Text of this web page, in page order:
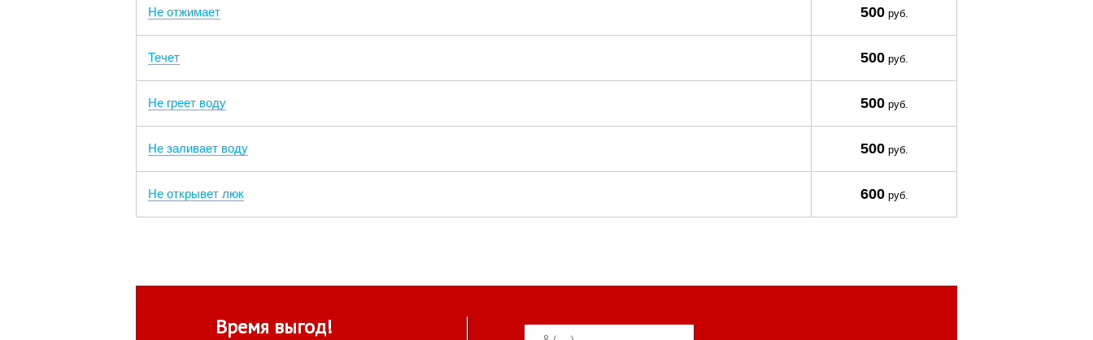
Не отжимает 500руб.
Течет 500руб.
Не греет воду 500руб.
Не заливает воду 500руб.
Не открывет люк 600руб.
Время выгод!